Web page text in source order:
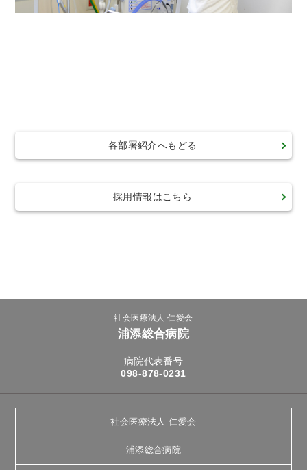
各部署紹介へもどる
採用情報はこちら
社会医療法人 仁愛会
浦添総合病院
病院代表番号
098-878-0231
社会医療法人 仁愛会
浦添総合病院